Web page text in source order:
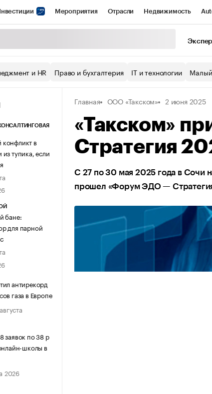
Мероприятия Отрасли Недвижимость
Конференции СПб Спецпроекты
Рынок наличной валюты
и HR Право и бухгалтерия IT и технологии
в
тупика, если
бане:
для парной
антирекорд
газа в Европе
заявок по 38 р
школы в
2026
Главная ООО «Такском» 2 июня 2025
«Такском»
Стратегия
С 27 по 30 мая 2025 года в Сочи
прошел «Форум ЭДО —